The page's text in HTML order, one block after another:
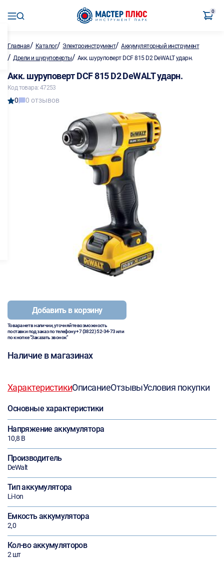
0
Главная/ Каталог/ Электроинструмент/Аккумуляторный инструмент
/ Дрели и шуруповерты/ Акк. шуруповерт DCF 815 D2 DeWALT ударн.
Акк. шуруповерт DCF 815 D2 DeWALT ударн.
Код товара: 47253
0 0 отзывов
Добавить в корзину
Товара нет в наличии, уточняйте возможность
поставки под заказ по телефону+7 (3822) 52-34-73или
по кнопке "Заказать звонок"
Наличие в магазинах
ХарактеристикиОписаниеОтзывыУсловия покупки
Основные характеристики
Напряжение аккумулятора
10,8 В
Производитель
DeWalt
Тип аккумулятора
Li-Ion
Емкость аккумулятора
2,0
Кол-во аккумуляторов
2 шт